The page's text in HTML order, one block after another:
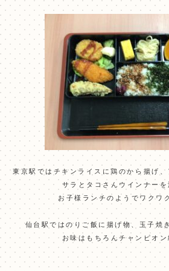
東京駅ではチキンライスに鶏のから揚げ
サラとタコさんウインナー
お子様ランチのようでワクワ
仙台駅ではのりご飯に揚げ物、玉子焼
お味はもちろんチャンピオン